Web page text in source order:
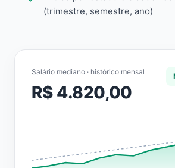
(trimestre, semestre, ano)
Salário mediano · histórico mensal
R$ 4.820,00